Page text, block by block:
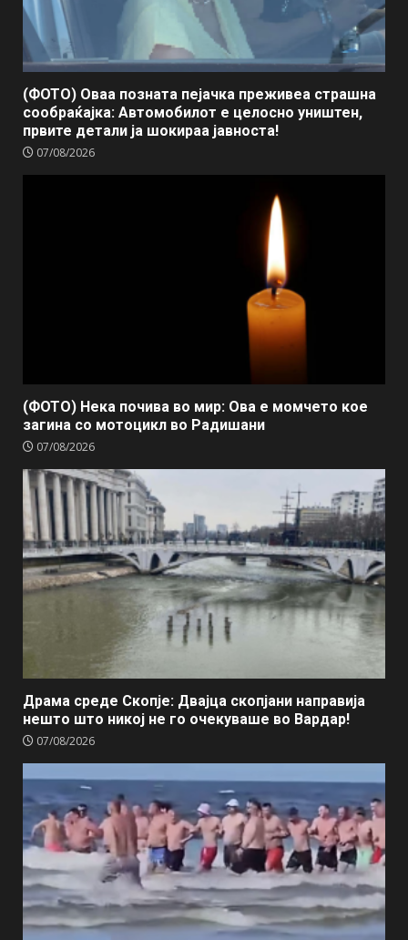
(ФОТО) Оваа позната пејачка преживеа страшна
сообраќајка: Автомобилот е целосно уништен,
првите детали ја шокираа јавноста!
07/08/2026
(ФОТО) Нека почива во мир: Ова е момчето кое
загина со мотоцикл во Радишани
07/08/2026
Драма среде Скопје: Двајца скопјани направија
нешто што никој не го очекуваше во Вардар!
07/08/2026